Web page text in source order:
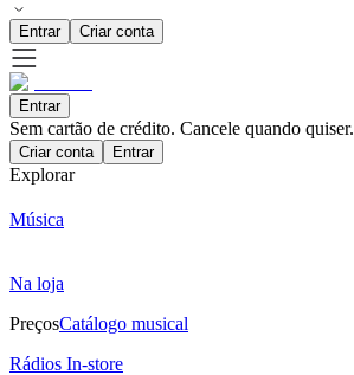
Entrar Criar conta
Entrar
Sem cartão de crédito. Cancele quando quiser.
Criar conta Entrar
Explorar
Música
Na loja
PreçosCatálogo musical
Rádios In-store